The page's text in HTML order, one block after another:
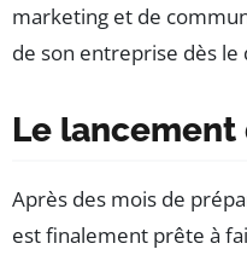
marketing et de
de son entreprise dès le
Le lancement
Après des mois de
est finalement prête à